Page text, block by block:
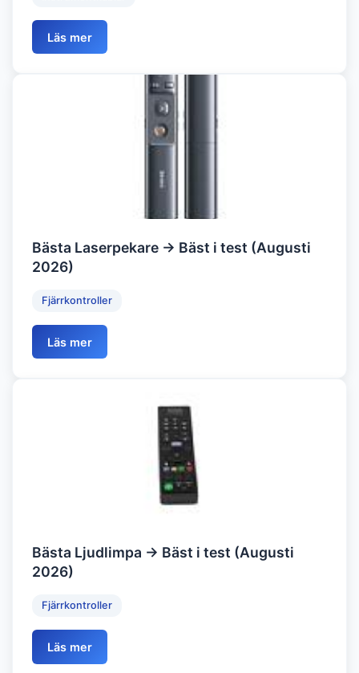
Läs mer
Bästa Laserpekare → Bäst i test (Augusti
2026)
Fjärrkontroller
Läs mer
Bästa Ljudlimpa → Bäst i test (Augusti
2026)
Fjärrkontroller
Läs mer